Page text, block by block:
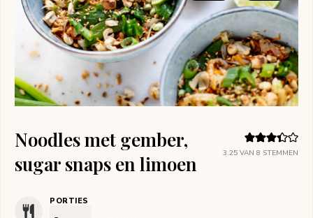
3.25 VAN 8 STEMMEN
Noodles met gember,
sugar snaps en limoen
PORTIES